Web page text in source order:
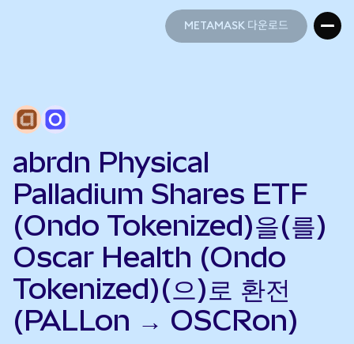
METAMASK 다운로드
abrdn Physical
Palladium Shares ETF
(Ondo Tokenized)을(를)
Oscar Health (Ondo
Tokenized)(으)로 환전
(PALLon → OSCRon)